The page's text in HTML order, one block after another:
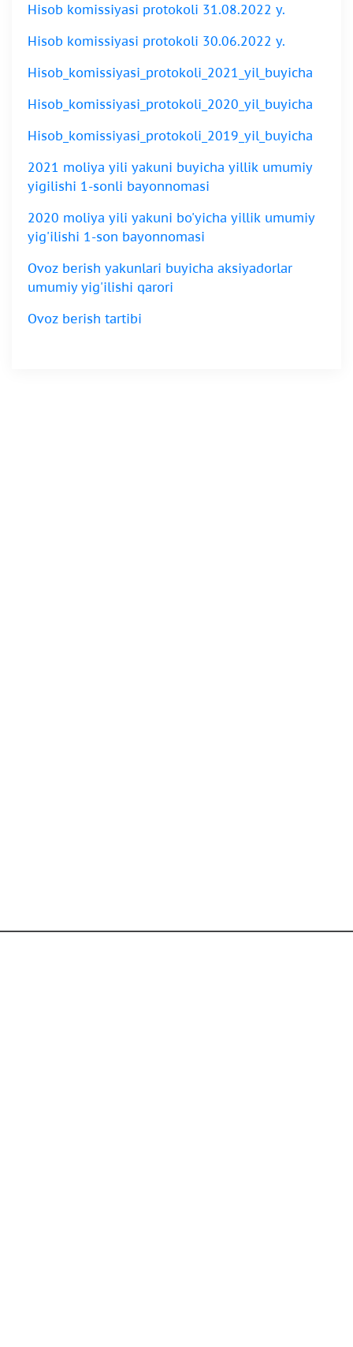
Hisob komissiyasi protokoli 31.08.2022 y.
Hisob komissiyasi protokoli 30.06.2022 y.
Нisob_komissiyasi_protokoli_2021_yil_buyicha
Нisob_komissiyasi_protokoli_2020_yil_buyicha
Нisob_komissiyasi_protokoli_2019_yil_buyicha
2021 moliya yili yakuni buyicha yillik umumiy
yigilishi 1-sonli bayonnomasi
2020 moliya yili yakuni bo'yicha yillik umumiy
yig'ilishi 1-son bayonnomasi
Ovoz berish yakunlari buyicha aksiyadorlar
umumiy yig'ilishi qarori
Ovoz berish tartibi